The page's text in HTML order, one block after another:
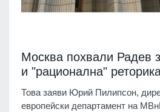
Москва похвали Радев
и "рационална"
Това заяви Юрий Пилипсон,
европейски департамент на